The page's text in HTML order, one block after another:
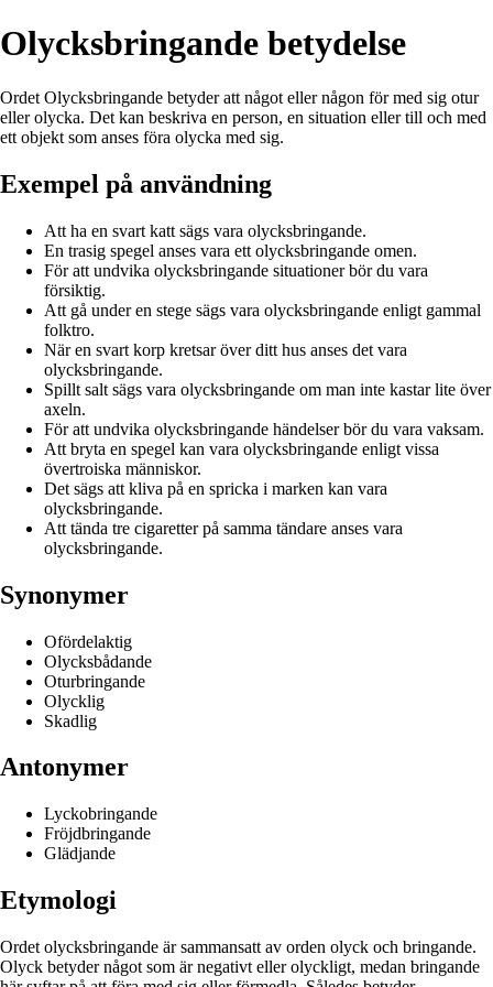
Olycksbringande betydelse
Ordet Olycksbringande betyder att något eller någon för med sig otur
eller olycka. Det kan beskriva en person, en situation eller till och med
ett objekt som anses föra olycka med sig.
Exempel på användning
Att ha en svart katt sägs vara olycksbringande.
En trasig spegel anses vara ett olycksbringande omen.
För att undvika olycksbringande situationer bör du vara
försiktig.
Att gå under en stege sägs vara olycksbringande enligt gammal
folktro.
När en svart korp kretsar över ditt hus anses det vara
olycksbringande.
Spillt salt sägs vara olycksbringande om man inte kastar lite över
axeln.
För att undvika olycksbringande händelser bör du vara vaksam.
Att bryta en spegel kan vara olycksbringande enligt vissa
övertroiska människor.
Det sägs att kliva på en spricka i marken kan vara
olycksbringande.
Att tända tre cigaretter på samma tändare anses vara
olycksbringande.
Synonymer
Ofördelaktig
Olycksbådande
Oturbringande
Olycklig
Skadlig
Antonymer
Lyckobringande
Fröjdbringande
Glädjande
Etymologi
Ordet olycksbringande är sammansatt av orden olyck och bringande.
Olyck betyder något som är negativt eller olyckligt, medan bringande